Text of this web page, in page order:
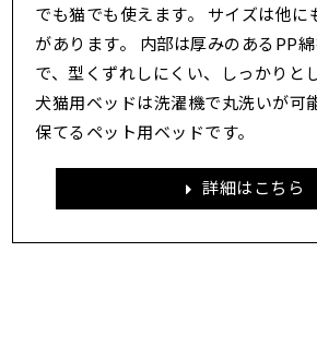
でも猫でも使えます。 サイズは他に
があります。 内部は厚みのあるPP
で、型くずれしにくい、しっかりと
犬猫用ベッドは洗濯機で丸洗いが可
保てるペット用ベッドです。
詳細はこちら